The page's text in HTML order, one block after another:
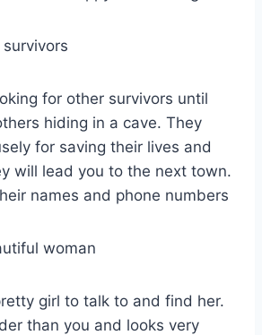
for other survivors until
hiding in a cave. They
for saving their lives and
will lead you to the next town.
names and phone numbers
woman
girl to talk to and find her.
than you and looks very